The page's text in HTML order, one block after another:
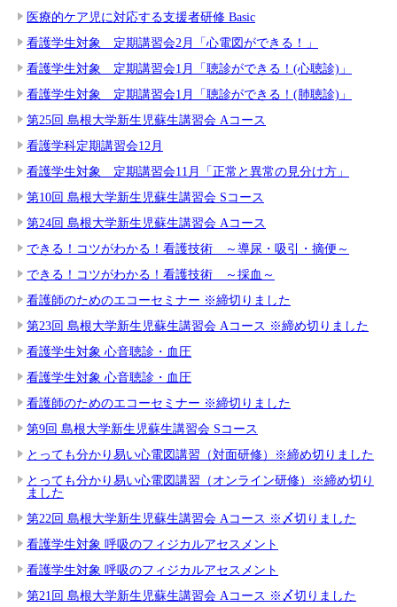
医療的ケア児に対応する支援者研修 Basic
看護学生対象 定期講習会2月「心電図ができる！」
看護学生対象 定期講習会1月「聴診ができる！(心聴診)」
看護学生対象 定期講習会1月「聴診ができる！(肺聴診)」
第25回 島根大学新生児蘇生講習会 Aコース
看護学科定期講習会12月
看護学生対象 定期講習会11月「正常と異常の見分け方」
第10回 島根大学新生児蘇生講習会 Sコース
第24回 島根大学新生児蘇生講習会 Aコース
できる！コツがわかる！看護技術 ～導尿・吸引・摘便～
できる！コツがわかる！看護技術 ～採血～
看護師のためのエコーセミナー ※締切りました
第23回 島根大学新生児蘇生講習会 Aコース ※締め切りました
看護学生対象 心音聴診・血圧
看護学生対象 心音聴診・血圧
看護師のためのエコーセミナー ※締切りました
第9回 島根大学新生児蘇生講習会 Sコース
とっても分かり易い心電図講習（対面研修）※締め切りました
とっても分かり易い心電図講習（オンライン研修）※締め切り
ました
第22回 島根大学新生児蘇生講習会 Aコース ※〆切りました
看護学生対象 呼吸のフィジカルアセスメント
看護学生対象 呼吸のフィジカルアセスメント
第21回 島根大学新生児蘇生講習会 Aコース ※〆切りました